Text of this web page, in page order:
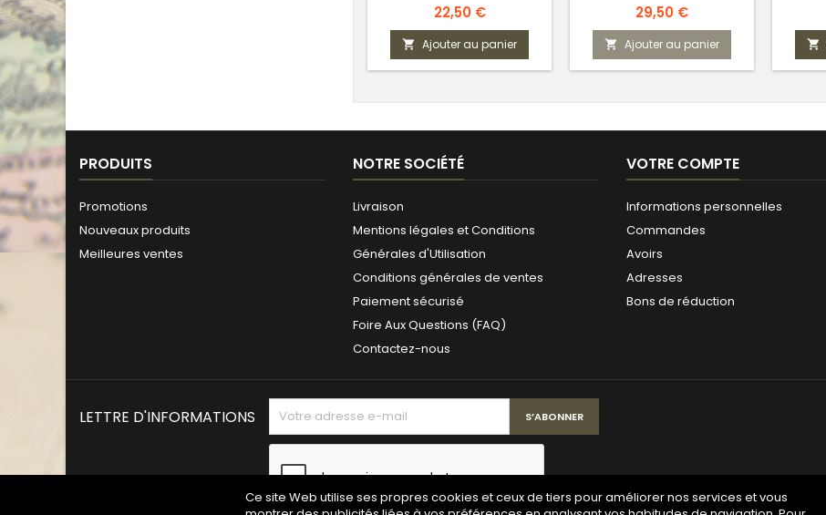
Prix
22,50 €
 Ajouter au panier
Prix
29,50 €
 Ajouter au panier 
PRODUITS
Promotions
Nouveaux produits
Meilleures ventes
NOTRE SOCIÉTÉ
Livraison
Mentions légales et Conditions
Générales d'Utilisation
Conditions générales de ventes
Paiement sécurisé
Foire Aux Questions (FAQ)
Contactez-nous
VOTRE COMPTE
Informations personnelles
Commandes
Avoirs
Adresses
Bons de réduction
Ce site Web utilise ses propres cookies et ceux de tiers pour améliorer nos services et vous
LETTRE D'INFORMATIONS